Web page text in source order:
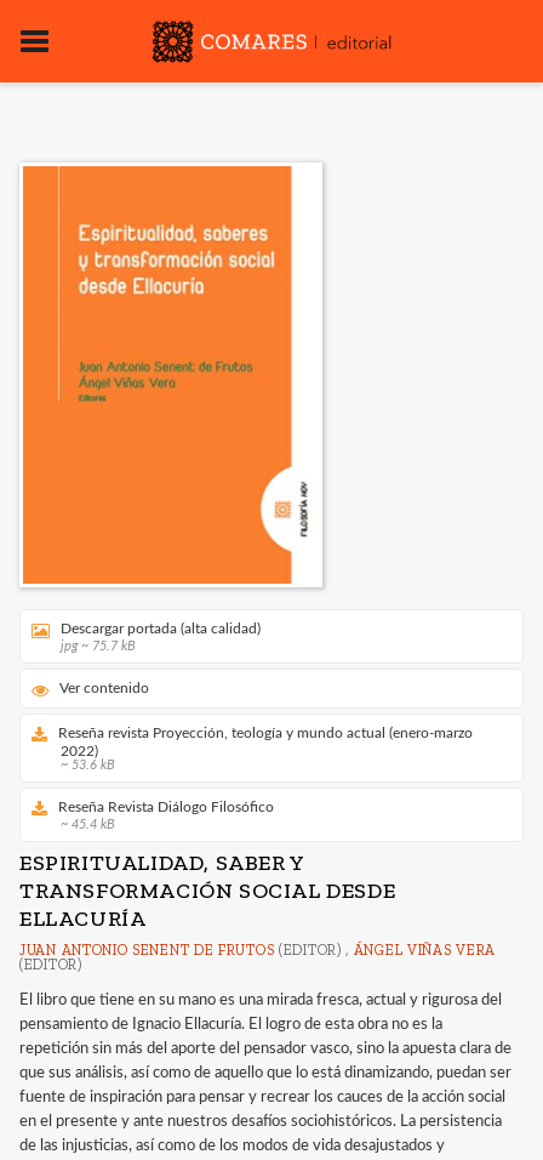
Descargar portada (alta calidad)
jpg ~ 75.7 kB
Ver contenido
Reseña revista Proyección, teología y mundo actual (enero-marzo
2022)
~ 53.6 kB
Reseña Revista Diálogo Filosófico
~ 45.4 kB
ESPIRITUALIDAD, SABER Y
TRANSFORMACIÓN SOCIAL DESDE
ELLACURÍA
JUAN ANTONIO SENENT DE FRUTOS (EDITOR) , ÁNGEL VIÑAS VERA
(EDITOR)
El libro que tiene en su mano es una mirada fresca, actual y rigurosa del
pensamiento de Ignacio Ellacuría. El logro de esta obra no es la
repetición sin más del aporte del pensador vasco, sino la apuesta clara de
que sus análisis, así como de aquello que lo está dinamizando, puedan ser
fuente de inspiración para pensar y recrear los cauces de la acción social
en el presente y ante nuestros desafíos sociohistóricos. La persistencia
de las injusticias, así como de los modos de vida desajustados y